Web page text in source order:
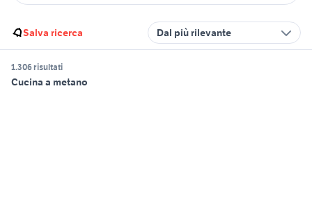
Salva ricerca Dal più rilevante
1.306 risultati
Cucina a metano